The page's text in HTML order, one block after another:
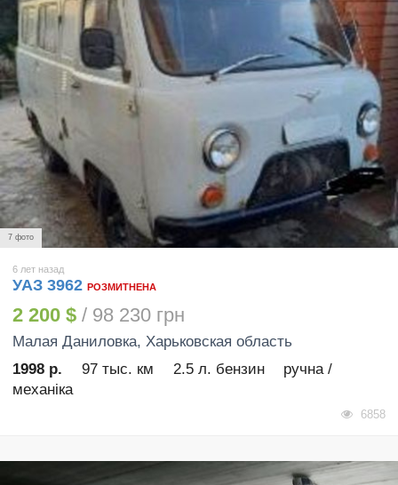
7 фото
6 лет назад
УАЗ 3962 РОЗМИТНЕНА
2 200 $ / 98 230 грн
Малая Даниловка, Харьковская область
1998 р.
97 тыс. км 2.5 л. бензин
ручна /
механіка
6858